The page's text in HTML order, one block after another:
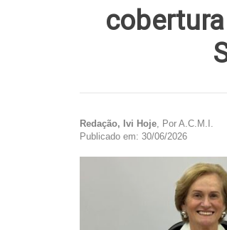
Redação, Ivi Hoje, Por A.C.M.I.
Publicado em: 30/06/2026